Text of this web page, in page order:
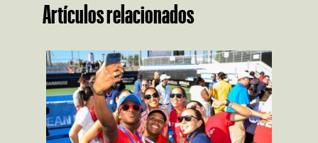
Artículos relacionados